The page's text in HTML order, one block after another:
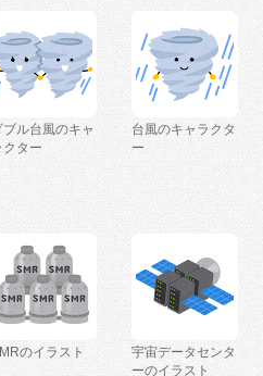
ブル台風のキャ
クター
台風のキャラクタ
ー
のイラスト
宇宙データセンタ
ーのイラスト